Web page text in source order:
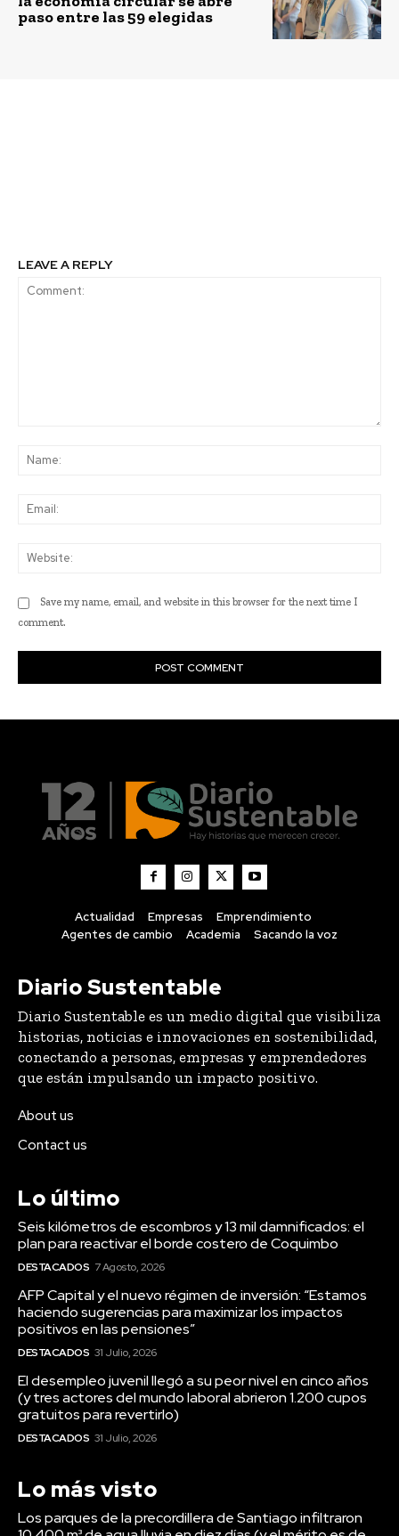
Actualidad Empresas
Emprendimiento
Agentes de cambio
Academia Sacando la voz
Diario Sustentable
Diario Sustentable es un medio digital que visibiliza
historias, noticias e innovaciones en sostenibilidad,
conectando a personas, empresas y emprendedores
que están impulsando un impacto positivo.
About us
Contact us
Lo último
Seis kilómetros de escombros y 13 mil damnificados: el
plan para reactivar el borde costero de Coquimbo
DESTACADOS 7 Agosto, 2026
AFP Capital y el nuevo régimen de inversión: “Estamos
haciendo sugerencias para maximizar los impactos
positivos en las pensiones”
DESTACADOS 31 Julio, 2026
El desempleo juvenil llegó a su peor nivel en cinco años
(y tres actores del mundo laboral abrieron 1.200 cupos
gratuitos para revertirlo)
DESTACADOS 31 Julio, 2026
Lo más visto
Los parques de la precordillera de Santiago infiltraron